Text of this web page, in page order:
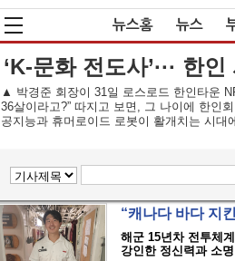
뉴스홈 뉴스
‘K-문화 전도사’··· 한
▲ 박경준 회장이 31일 로스로드 한인타운
36살이라고?” 따지고 보면, 그 나이에 한인
공지능과 휴머로이드 로봇이 활개치는 시
“캐나다 바다 지
해군 15년차 전투체
강인한 정신력과 소